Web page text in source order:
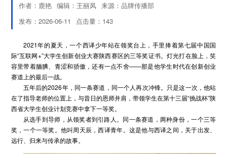
作者：鹿艳 编辑：王丽凤 来源：品牌传播部
发布：2026-06-11
点击量： 143
2021年的夏天，一个西译少年站在领奖台上，手里捧着第七届中国国
际“互联网+”大学生创新创业大赛陕西赛区的三等奖证书。灯光打在脸上，笑
容里带着腼腆、青涩和骄傲，还有一点不舍——那是他学生时代在创新创业
赛道上的最后一战。
五年后的2026年，同一条赛道，同一个人再次冲锋。只是这一次，他站
在了指导老师的位置上，与昔日的恩师并肩，带领学生在第十三届“挑战杯”陕
西省大学生创业计划竞赛中拿下一等奖。
从选手到导师，从领奖者到引路人。同一条赛道，两种身份，一个三等
奖，一个一等奖。他叫周天辰，西译青年。这是他与西译之间，关于出发、
远行、归来与传承的故事。